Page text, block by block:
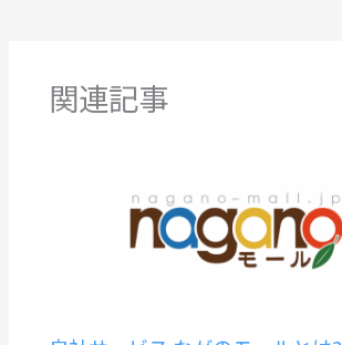
関連記事